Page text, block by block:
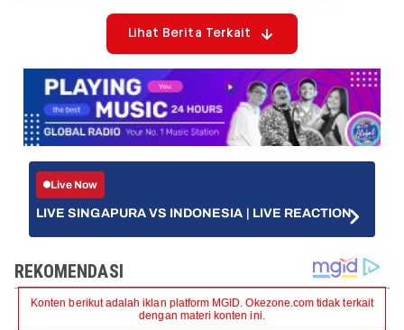
Lihat Berita Terkait
Live Now
LIVE SINGAPURA VS INDONESIA | LIVE REACTION